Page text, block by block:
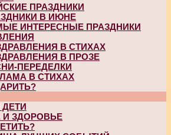
ПРАЗДНИКИ
В ИЮНЕ
ИНТЕРЕСНЫЕ ПРАЗДНИКИ
В СТИХАХ
В ПРОЗЕ
ПЕРЕДЕЛКИ
В СТИХАХ
И ЗДОРОВЬЕ